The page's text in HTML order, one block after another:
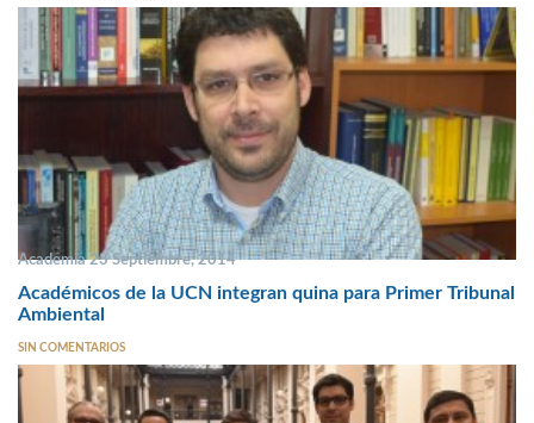
Academia 23 Septiembre, 2014
Académicos de la UCN integran quina para Primer Tribunal
Ambiental
SIN COMENTARIOS